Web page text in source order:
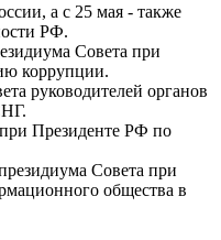
а с 25 мая - также
РФ.
Совета при
коррупции.
руководителей органов
Президенте РФ по
Совета при
общества в